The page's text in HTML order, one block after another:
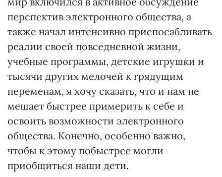
перспектив электронного общества, а
также начал интенсивно приспосабливать
реалии своей повседневной жизни,
учебные программы, детские игрушки и
тысячи других мелочей к грядущим
переменам, я хочу сказать, что и нам не
мешает быстрее примерить к себе и
освоить возможности электронного
общества. Конечно, особенно важно,
чтобы к этому побыстрее могли
приобщиться наши дети.